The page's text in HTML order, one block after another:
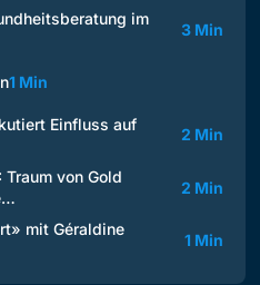
im
3 Min
1 Min
Einfluss auf
2 Min
von Gold
2 Min
mit Géraldine
1 Min